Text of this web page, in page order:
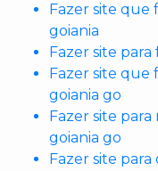
Fazer site que
goiania
Fazer site
Fazer site que
goiania go
Fazer site
goiania go
Fazer site